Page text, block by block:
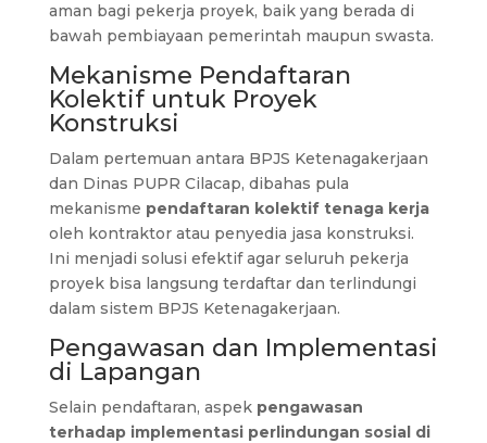
aman bagi pekerja proyek, baik yang berada di
bawah pembiayaan pemerintah maupun swasta.
Mekanisme Pendaftaran
Kolektif untuk Proyek
Konstruksi
Dalam pertemuan antara BPJS Ketenagakerjaan
dan Dinas PUPR Cilacap, dibahas pula
mekanisme pendaftaran kolektif tenaga kerja
oleh kontraktor atau penyedia jasa konstruksi.
Ini menjadi solusi efektif agar seluruh pekerja
proyek bisa langsung terdaftar dan terlindungi
dalam sistem BPJS Ketenagakerjaan.
Pengawasan dan Implementasi
di Lapangan
Selain pendaftaran, aspek pengawasan
terhadap implementasi perlindungan sosial di